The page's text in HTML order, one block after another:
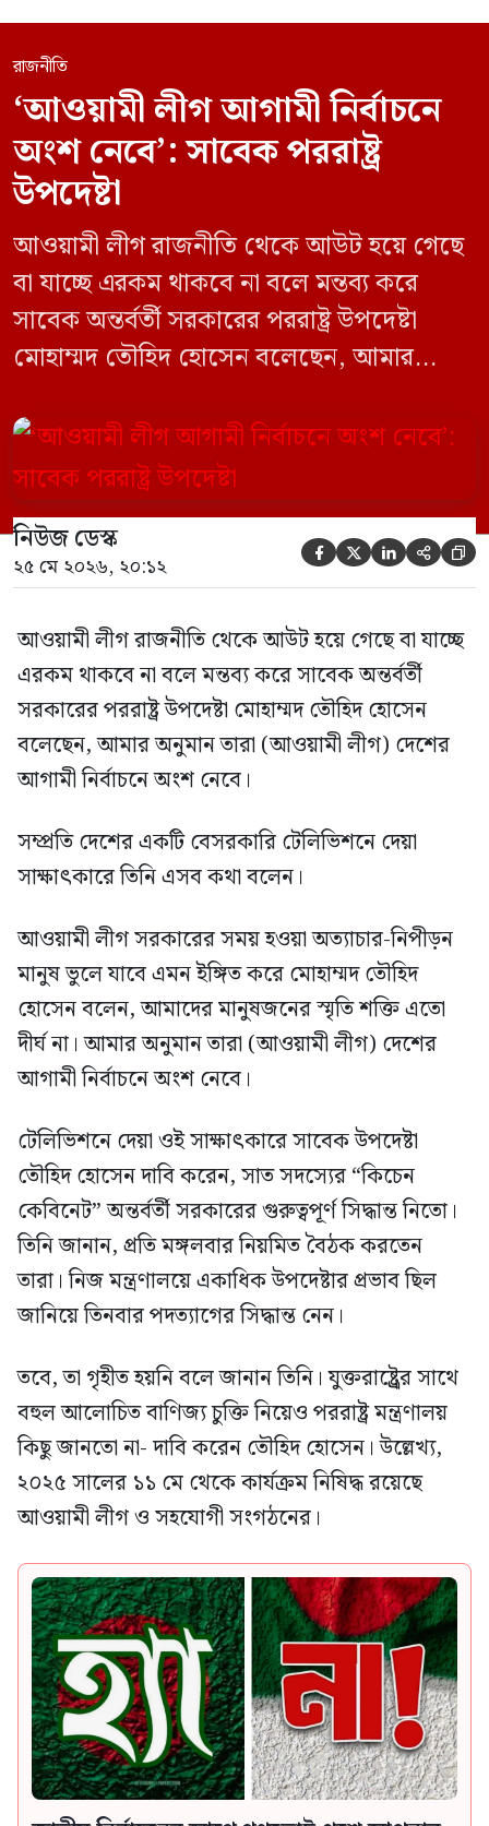
রাজনীতি
‘আওয়ামী লীগ আগামী নির্বাচনে
অংশ নেবে’: সাবেক পররাষ্ট্র
উপদেষ্টা
আওয়ামী লীগ রাজনীতি থেকে আউট হয়ে গেছে
বা যাচ্ছে এরকম থাকবে না বলে মন্তব্য করে
সাবেক অন্তর্বর্তী সরকারের পররাষ্ট্র উপদেষ্টা
মোহাম্মদ তৌহিদ হোসেন বলেছেন, আমার
নির্বাচনে অংশ নেবে। সম্প্রতি দেশের একটি
বেসরকারি টেলিভিশনে দেয়া সাক্ষাৎকারে তিনি
এসব কথা বলেন। আওয়ামী লীগ সরকারের সময়
হওয়া অত্যাচার-নিপীড়ন মানুষ ভুলে যাবে এমন
[…]
নিউজ ডেস্ক
২৫ মে ২০২৬, ২০:১২     
আওয়ামী লীগ রাজনীতি থেকে আউট হয়ে গেছে বা যাচ্ছে
এরকম থাকবে না বলে মন্তব্য করে সাবেক অন্তর্বর্তী
সরকারের পররাষ্ট্র উপদেষ্টা মোহাম্মদ তৌহিদ হোসেন
বলেছেন, আমার অনুমান তারা (আওয়ামী লীগ) দেশের
আগামী নির্বাচনে অংশ নেবে।
সম্প্রতি দেশের একটি বেসরকারি টেলিভিশনে দেয়া
সাক্ষাৎকারে তিনি এসব কথা বলেন।
আওয়ামী লীগ সরকারের সময় হওয়া অত্যাচার-নিপীড়ন
মানুষ ভুলে যাবে এমন ইঙ্গিত করে মোহাম্মদ তৌহিদ
হোসেন বলেন, আমাদের মানুষজনের স্মৃতি শক্তি এতো
দীর্ঘ না। আমার অনুমান তারা (আওয়ামী লীগ) দেশের
আগামী নির্বাচনে অংশ নেবে।
টেলিভিশনে দেয়া ওই সাক্ষাৎকারে সাবেক উপদেষ্টা
তৌহিদ হোসেন দাবি করেন, সাত সদস্যের “কিচেন
কেবিনেট” অন্তর্বর্তী সরকারের গুরুত্বপূর্ণ সিদ্ধান্ত নিতো।
তিনি জানান, প্রতি মঙ্গলবার নিয়মিত বৈঠক করতেন
তারা। নিজ মন্ত্রণালয়ে একাধিক উপদেষ্টার প্রভাব ছিল
জানিয়ে তিনবার পদত্যাগের সিদ্ধান্ত নেন।
তবে, তা গৃহীত হয়নি বলে জানান তিনি। যুক্তরাষ্ট্র্রের সাথে
বহুল আলোচিত বাণিজ্য চুক্তি নিয়েও পররাষ্ট্র মন্ত্রণালয়
কিছু জানতো না- দাবি করেন তৌহিদ হোসেন। উল্লেখ্য,
২০২৫ সালের ১১ মে থেকে কার্যক্রম নিষিদ্ধ রয়েছে
আওয়ামী লীগ ও সহযোগী সংগঠনের।